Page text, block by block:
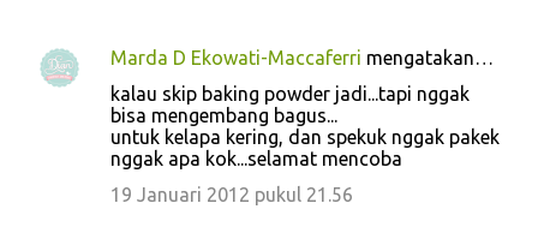
Marda D Ekowati-Maccaferri mengatakan…
kalau skip baking powder jadi...tapi nggak
bisa mengembang bagus...
untuk kelapa kering, dan spekuk nggak pakek
nggak apa kok...selamat mencoba
19 Januari 2012 pukul 21.56